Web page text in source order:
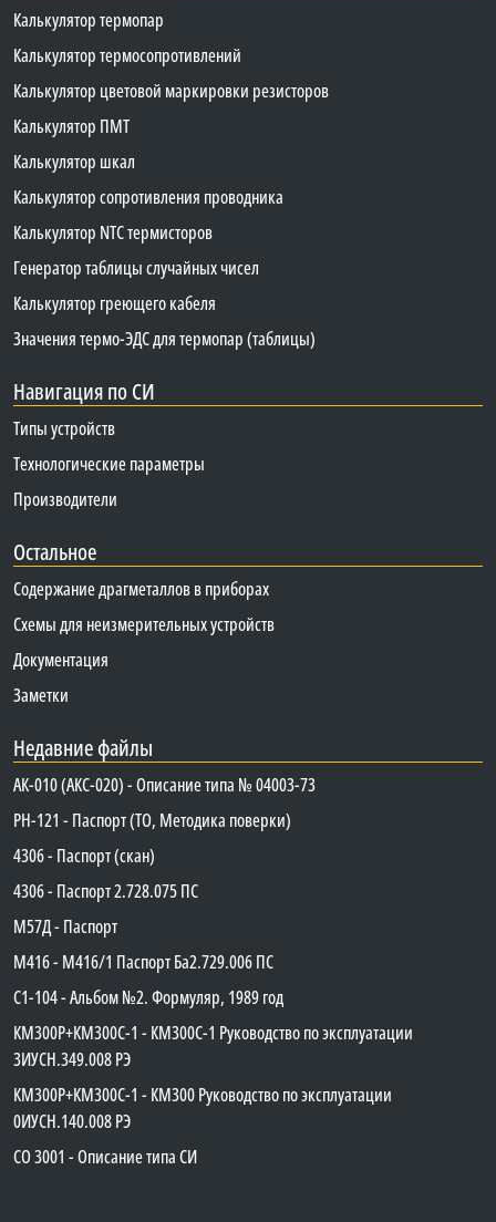
Калькулятор термопар
Калькулятор термосопротивлений
Калькулятор цветовой маркировки резисторов
Калькулятор ПМТ
Калькулятор шкал
Калькулятор сопротивления проводника
Калькулятор NTC термисторов
Генератор таблицы случайных чисел
Калькулятор греющего кабеля
Значения термо-ЭДС для термопар (таблицы)
Навигация по СИ
Типы устройств
Технологические параметры
Производители
Остальное
Содержание драгметаллов в приборах
Схемы для неизмерительных устройств
Документация
Заметки
Недавние файлы
АК-010 (АКС-020) - Описание типа № 04003-73
PH-121 - Паспорт (ТО, Методика поверки)
4306 - Паспорт (скан)
4306 - Паспорт 2.728.075 ПС
М57Д - Паспорт
М416 - М416/1 Паспорт Ба2.729.006 ПС
C1-104 - Альбом №2. Формуляр, 1989 год
КМ300Р+КМ300С-1 - КМ300C-1 Руководство по эксплуатации
3ИУСН.349.008 РЭ
КМ300Р+КМ300С-1 - КМ300 Руководство по эксплуатации
0ИУСН.140.008 РЭ
СО 3001 - Описание типа СИ